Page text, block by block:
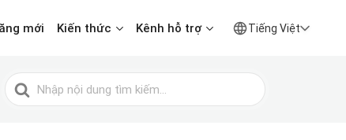
mới Kiến thức Kênh hỗ trợ Tiếng Việt
Tìm
kiếm